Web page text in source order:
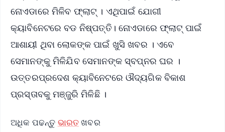
ନୋଏଡାରେ ମିଳିବ ଫ୍ଲାଟ୍ । ଏଥିପାଇଁ ଯୋଗୀ
କ୍ୟାବିନେଟରେ ବଡ ନିଷ୍ପତ୍ତି। ନୋଏଡାରେ ଫ୍ଲାଟ୍ ପାଇଁ
ଆଶାୟୀ ଥିବା ଲୋକଙ୍କ ପାଇଁ ଖୁସି ଖବର । ଏବେ
ସେମାନଙ୍କୁ ମିଳିଯିବ ସେମାନଙ୍କ ସ୍ବପ୍ନର ଘର ।
ଉତ୍ତରପ୍ରଦେଶ କ୍ୟାବିନେଟରେ ଔଦ୍ୟଗିକ ବିକାଶ
ପ୍ରସ୍ତାବକୁ ମଞ୍ଜୁରି ମିଳିଛି ।
ଅଧିକ ପଢନ୍ତୁ ଭାରତଖବର